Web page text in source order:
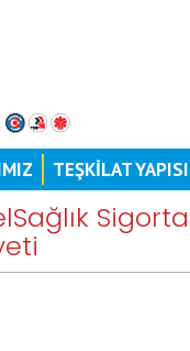
TEŞKİLAT YAPISI